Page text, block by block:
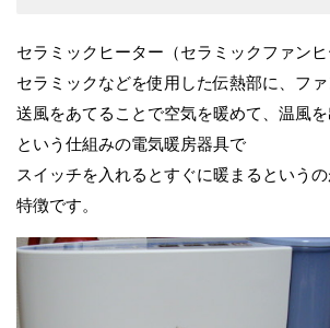
セラミックヒーター（セラミックファン
セラミックなどを使用した伝熱部に、フ
送風をあてることで空気を暖めて、温風
という仕組みの電気暖房器具で
スイッチを入れるとすぐに暖まるという
特徴です。